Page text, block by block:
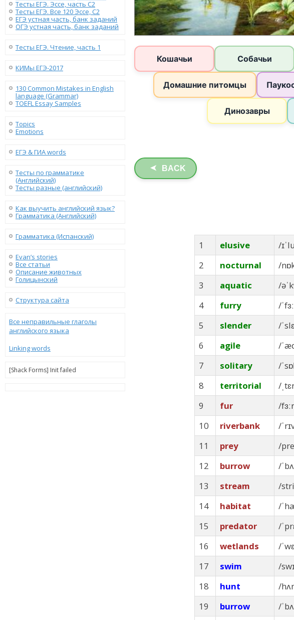
Тесты ЕГЭ. Эссе, часть C2
Тесты ЕГЭ. Все 120 Эссе, C2
ЕГЭ устная часть, банк заданий
ОГЭ устная часть, банк заданий
Тесты ЕГЭ. Чтение, часть 1
КИМы ЕГЭ-2017
130 Сommon Mistakes in English
language (Grammar)
TOEFL Essay Samples
Topics
Emotions
ЕГЭ & ГИА words
Тесты по грамматике
(Английский)
Тесты разные (английский)
Как выучить английский язык?
Грамматика (Английский)
Грамматика (Испанский)
Evan’s stories
Все статьи
Описание животных
Голицынский
Структура сайта
Все неправильные глаголы
английского языка
Linking words
[Shack Forms] Init failed
➤ BACK
1 elusive /
2
nocturnal /
3
aquatic /
4
furry /
5
slender /
6
agile /
7
solitary /
8
territorial /
9
fur /
10
riverbank /
11
prey /
12
burrow /
13
stream /
14
habitat /
15
predator /
16
wetlands /
17
swim /
18
hunt /
19
burrow /